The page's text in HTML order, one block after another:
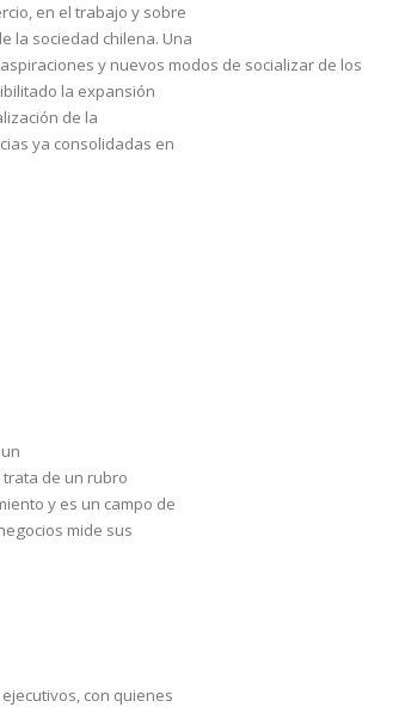
en el trabajo y sobre
la sociedad chilena. Una
y nuevos modos de socializar de los
la expansión
de la
ya consolidadas en
de un rubro
y es un campo de
mide sus
con quienes